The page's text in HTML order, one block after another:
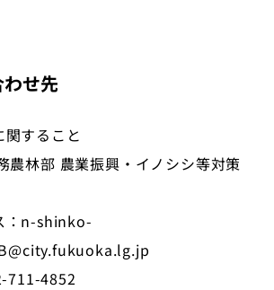
せ先
すること
農林部 農業振興・イノシシ等対策
：n-shinko-
711-4852